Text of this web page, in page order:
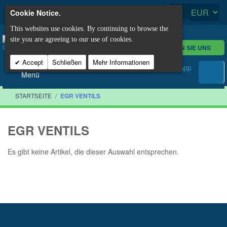
KONTAKTIEREN SIE UNS
Menü
STARTSEITE / EGR VENTILS
EGR VENTILS
Es gibt keine Artikel, die dieser Auswahl entsprechen.
Cookie Notice.
This websites use cookies. By continuing to browse the
site you are agreeing to our use of cookies.
Accept Schließen Mehr Informationen